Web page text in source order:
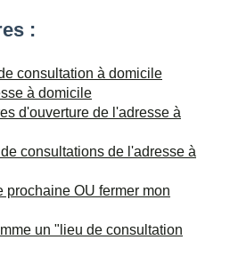
:
consultation à domicile
à domicile
d'ouverture de l'adresse à
consultations de l'adresse à
prochaine OU fermer mon
un "lieu de consultation